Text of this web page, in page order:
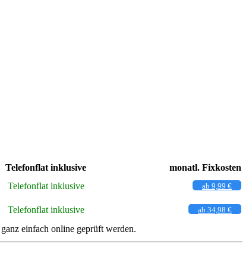
Telefonflat inklusive
monatl. Fixkosten
Telefonflat inklusive ab 9,99 €
Telefonflat inklusive ab 34,98 €
einfach online geprüft werden.